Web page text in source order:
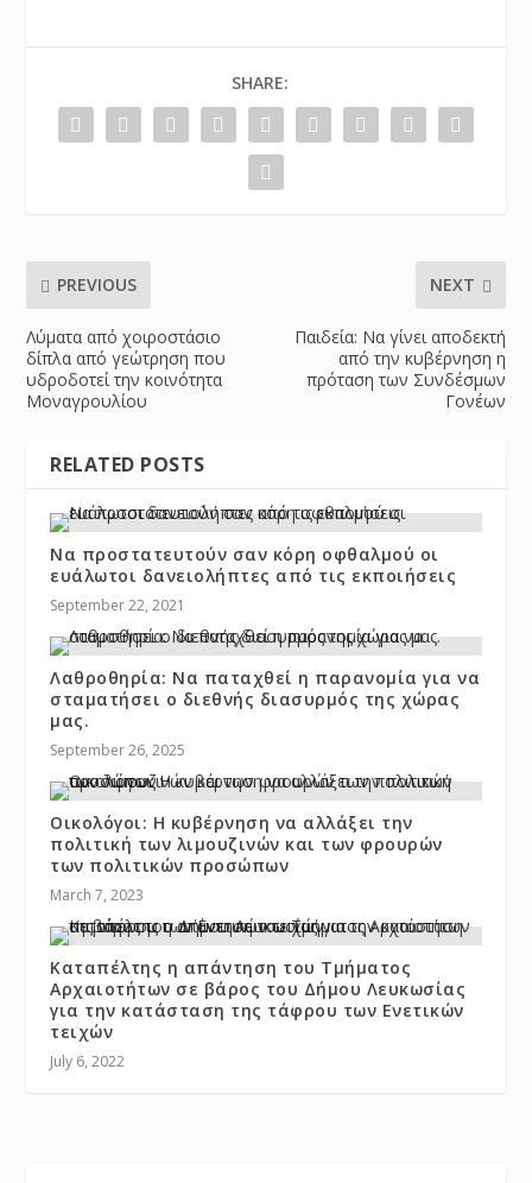
SHARE:
PREVIOUS
Λύματα από χοιροστάσιο
δίπλα από γεώτρηση που
υδροδοτεί την κοινότητα
Μοναγρουλίου
NEXT
Παιδεία: Να γίνει αποδεκτή
από την κυβέρνηση η
πρόταση των Συνδέσμων
Γονέων
RELATED POSTS
Να προστατευτούν σαν κόρη οφθαλμού οι
ευάλωτοι δανειολήπτες από τις εκποιήσεις
September 22, 2021
Λαθροθηρία: Να παταχθεί η παρανομία για να
σταματήσει ο διεθνής διασυρμός της χώρας
μας.
September 26, 2025
Οικολόγοι: Η κυβέρνηση να αλλάξει την
πολιτική των λιμουζινών και των φρουρών
των πολιτικών προσώπων
March 7, 2023
Καταπέλτης η απάντηση του Τμήματος
Αρχαιοτήτων σε βάρος του Δήμου Λευκωσίας
για την κατάσταση της τάφρου των Ενετικών
τειχών
July 6, 2022